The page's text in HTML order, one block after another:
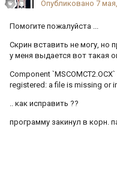
Опубликовано 7
Помогите пожалуйста ...
Скрин вставить не могу, но
у меня выдается вот такая
Component
registered: a file is missing or
.. как исправить ??
программу закинул в корн.